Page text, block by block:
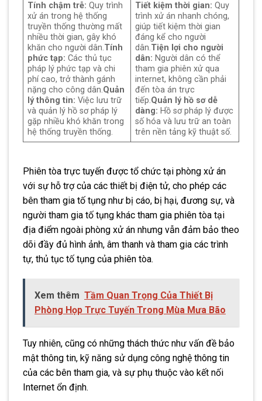
Tính chậm trễ:Quy trình
xử án trong hệ thống
truyền thống thường mất
nhiều thời gian, gây khó
khăn cho người dân.Tính
phức tạp:Các thủ tục
pháp lý phức tạp và chi
phí cao, trở thành gánh
nặng cho công dân.Quản
lý thông tin:Việc lưu trữ
và quản lý hồ sơ pháp lý
gặp nhiều khó khăn trong
hệ thống truyền thống.
Tiết kiệm thời gian:Quy
trình xử án nhanh chóng,
giúp tiết kiệm thời gian
đáng kể cho người
dân.Tiện lợi cho người
dân: Người dân có thể
tham gia phiên xử qua
internet, không cần phải
đến tòa án trực
tiếp.Quản lý hồ sơ dễ
dàng: Hồ sơ pháp lý được
số hóa và lưu trữ an toàn
trên nền tảng kỹ thuật số.
Phiên tòa trực tuyến được tổ chức tại phòng xử án
với sự hỗ trợ của các thiết bị điện tử, cho phép các
bên tham gia tố tụng như bị cáo, bị hại, đương sự, và
người tham gia tố tụng khác tham gia phiên tòa tại
địa điểm ngoài phòng xử án nhưng vẫn đảm bảo theo
dõi đầy đủ hình ảnh, âm thanh và tham gia các trình
tự, thủ tục tố tụng của phiên tòa.
Xem thêm Tầm Quan Trọng Của Thiết Bị
Phòng Họp Trực Tuyến Trong Mùa Mưa Bão
Tuy nhiên, cũng có những thách thức như vấn đề bảo
mật thông tin, kỹ năng sử dụng công nghệ thông tin
của các bên tham gia, và sự phụ thuộc vào kết nối
Internet ổn định.